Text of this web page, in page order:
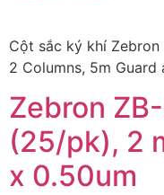
Cột sắc ký khí Zebron
2 Columns, 5m Guard
Zebron
(25/pk), 2
x 0.50um